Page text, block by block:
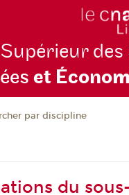
des
et Écono
par discipline
du